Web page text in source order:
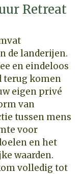
Retreat
de landerijen.
en eindeloos
terug komen
eigen privé
van
tussen mens
voor
en het
waarden.
volledig tot